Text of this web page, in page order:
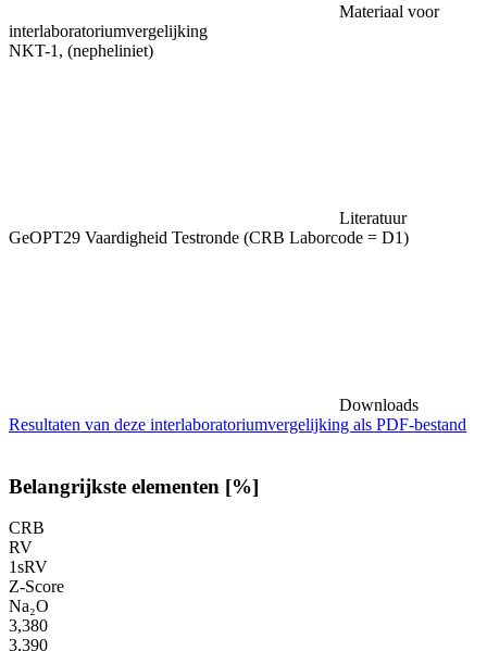
Materiaal voor
interlaboratoriumvergelijking
NKT-1, (nepheliniet)
Literatuur
GeOPT29 Vaardigheid Testronde (CRB Laborcode = D1)
Downloads
Resultaten van deze interlaboratoriumvergelijking als PDF-bestand
Belangrijkste elementen [%]
CRB
RV
1sRV
Z-Score
Na₂O
3,380
3,390